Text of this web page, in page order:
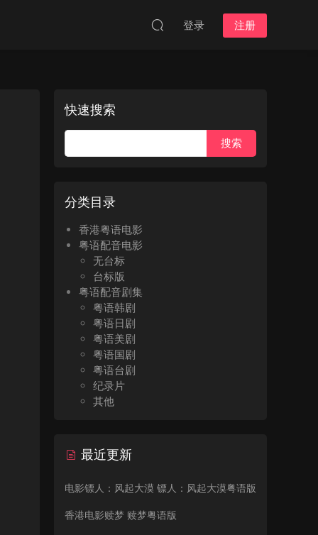
登录 注册
快速搜索
分类目录
香港粤语电影
粤语配音电影
无台标
台标版
粤语配音剧集
粤语韩剧
粤语日剧
粤语美剧
粤语国剧
粤语台剧
纪录片
其他
最近更新
电影镖人：风起大漠 镖人：风起大漠粤语版
香港电影赎梦 赎梦粤语版